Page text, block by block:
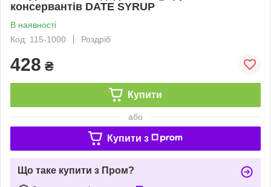
консервантів DATE ​​SYRUP
В наявності
Код: 115-1000
Роздріб
428 ₴
Купити
або
Купити з
Що таке купити з Пром?